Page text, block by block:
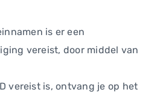
is er een
vereist, door middel van
vereist is, ontvang je op het